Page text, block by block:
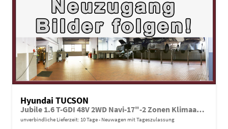
Hyundai TUCSON
Jubile 1.6 T-GDI 48V 2WD Navi-17"-2 Zonen Klimaautomatik-LED-Kamera-Sofort
unverbindliche Lieferzeit: 10 Tage Neuwagen mit Tageszulassung